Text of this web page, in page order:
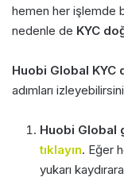
hemen her işlemde
nedenle de KYC
Huobi Global KYC
adımları
Huobi Global
tıklayın. Eğer
yukarı